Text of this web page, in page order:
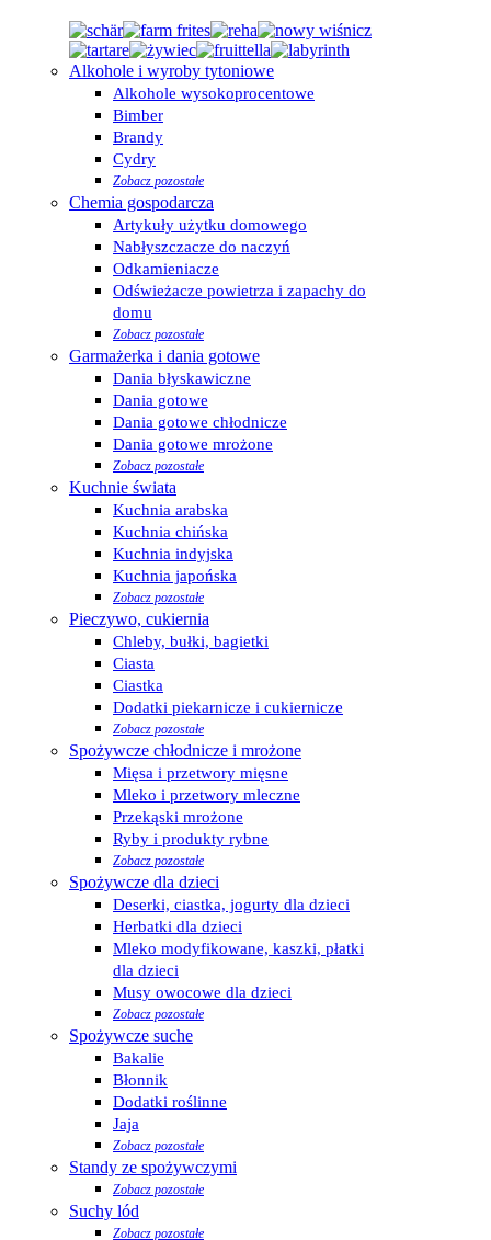
Alkohole i wyroby tytoniowe
Alkohole wysokoprocentowe
Bimber
Brandy
Cydry
Zobacz pozostałe
Chemia gospodarcza
Artykuły użytku domowego
Nabłyszczacze do naczyń
Odkamieniacze
Odświeżacze powietrza i zapachy do
domu
Zobacz pozostałe
Garmażerka i dania gotowe
Dania błyskawiczne
Dania gotowe
Dania gotowe chłodnicze
Dania gotowe mrożone
Zobacz pozostałe
Kuchnie świata
Kuchnia arabska
Kuchnia chińska
Kuchnia indyjska
Kuchnia japońska
Zobacz pozostałe
Pieczywo, cukiernia
Chleby, bułki, bagietki
Ciasta
Ciastka
Dodatki piekarnicze i cukiernicze
Zobacz pozostałe
Spożywcze chłodnicze i mrożone
Mięsa i przetwory mięsne
Mleko i przetwory mleczne
Przekąski mrożone
Ryby i produkty rybne
Zobacz pozostałe
Spożywcze dla dzieci
Deserki, ciastka, jogurty dla dzieci
Herbatki dla dzieci
Mleko modyfikowane, kaszki, płatki
dla dzieci
Musy owocowe dla dzieci
Zobacz pozostałe
Spożywcze suche
Bakalie
Błonnik
Dodatki roślinne
Jaja
Zobacz pozostałe
Standy ze spożywczymi
Zobacz pozostałe
Suchy lód
Zobacz pozostałe